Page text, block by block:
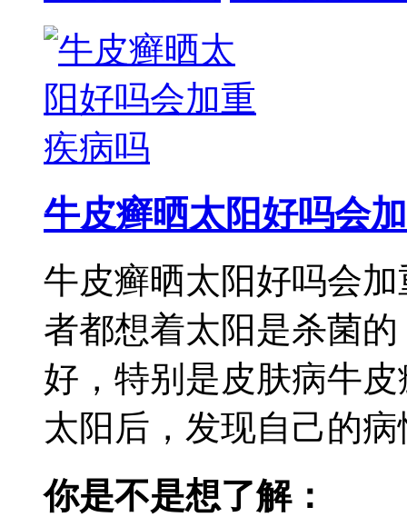
牛皮癣晒太阳好吗会加
牛皮癣晒太阳好吗会
者都想着太阳是杀菌
好，特别是皮肤病牛
太阳后，发现自己的
你是不是想了解：